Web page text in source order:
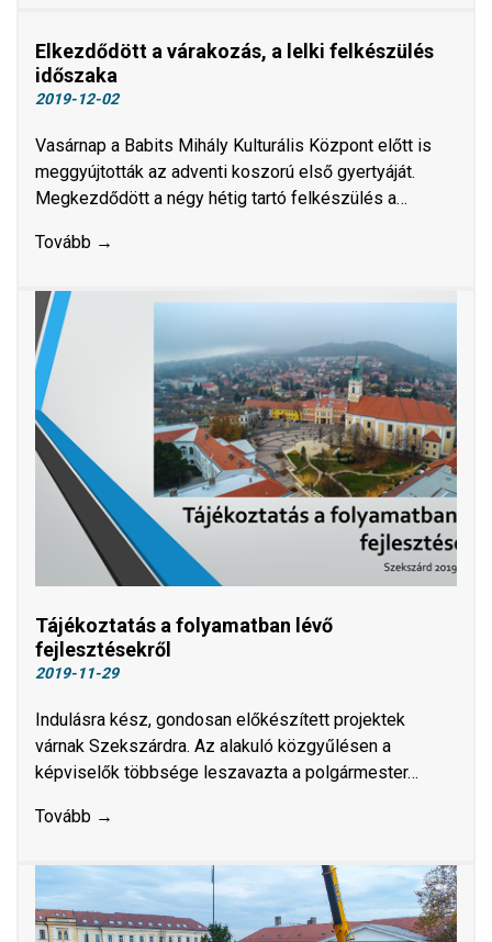
Elkezdődött a várakozás, a lelki felkészülés
időszaka
2019-12-02
Vasárnap a Babits Mihály Kulturális Központ előtt is
meggyújtották az adventi koszorú első gyertyáját.
Megkezdődött a négy hétig tartó felkészülés a…
Tovább →
Tájékoztatás a folyamatban lévő
fejlesztésekről
2019-11-29
Indulásra kész, gondosan előkészített projektek
várnak Szekszárdra. Az alakuló közgyűlésen a
képviselők többsége leszavazta a polgármester…
Tovább →